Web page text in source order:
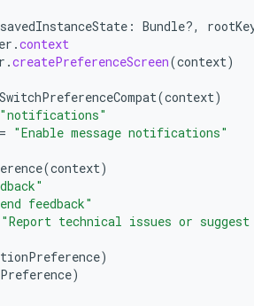
savedInstanceState : Bundle?,
.context
.createPreferenceScreen(context)
SwitchPreferenceCompat(context)
"notifications"
= "Enable message notifications"
(context)
feedback"
"Report technical issues or suggest
)
)